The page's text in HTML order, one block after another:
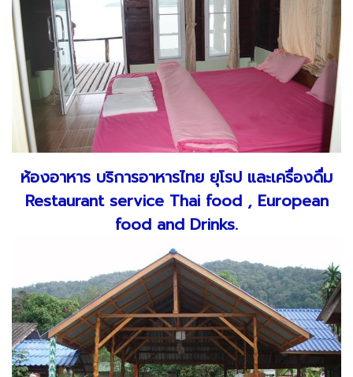
ห้องอาหาร บริการอาหารไทย ยุโรป และเครื่องดื่ม
Restaurant service Thai food , European
food and Drinks.